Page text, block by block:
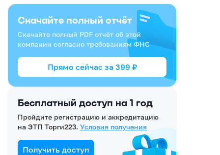
Бесплатный доступ на 1 год
Пройдите регистрацию и аккредитацию
на ЭТП Торги223. Условия получения
Получить доступ
Скачайте полный отчёт
Скачайте полный PDF отчёт об этой
компании согласно требованиям ФНС
Прямо сейчас за 399 ₽